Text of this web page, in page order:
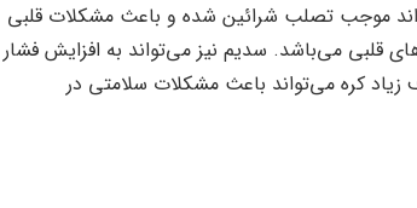
موجب تصلب شرائین شده و باعث مشکلات قلبی
قلبی می‌باشد. سدیم نیز می‌تواند به افزایش فشار
کره می‌تواند باعث مشکلات سلامتی در